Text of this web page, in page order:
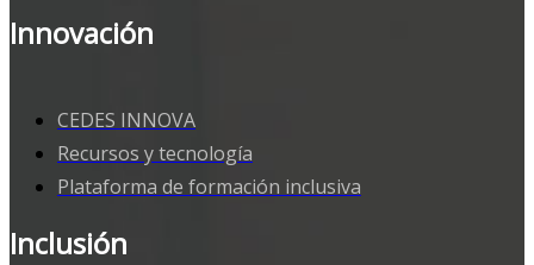
Innovación
CEDES INNOVA
Recursos y tecnología
Plataforma de formación inclusiva
Inclusión